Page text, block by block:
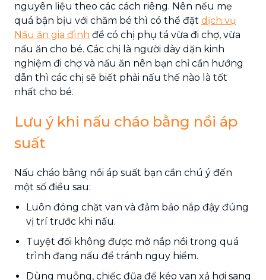
nguyên liệu theo các cách riêng. Nên nếu mẹ
quá bận bịu với chăm bé thì có thể đặt dịch vụ
Nấu ăn gia đình để có chị phụ tá vừa đi chợ, vừa
nấu ăn cho bé. Các chị là người dày dặn kinh
nghiệm đi chợ và nấu ăn nên bạn chỉ cần hướng
dẫn thì các chị sẽ biết phải nấu thế nào là tốt
nhất cho bé.
Lưu ý khi nấu cháo bằng nồi áp
suất
Nấu cháo bằng nồi áp suất bạn cần chú ý đến
một số điều sau:
Luôn đóng chặt van và đảm bảo nắp đậy đúng
vị trí trước khi nấu.
Tuyệt đối không được mở nắp nồi trong quá
trình đang nấu để tránh nguy hiểm.
Dùng muỗng, chiếc đũa để kéo van xả hơi sang